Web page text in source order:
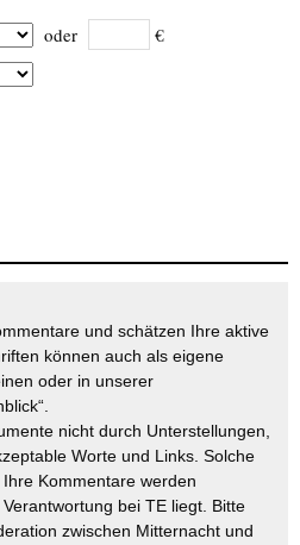
oder €
und schätzen Ihre aktive
können auch als eigene
oder in unserer
nicht durch Unterstellungen,
Worte und Links. Solche
Kommentare werden
bei TE liegt. Bitte
zwischen Mitternacht und